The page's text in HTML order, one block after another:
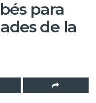
para
de la